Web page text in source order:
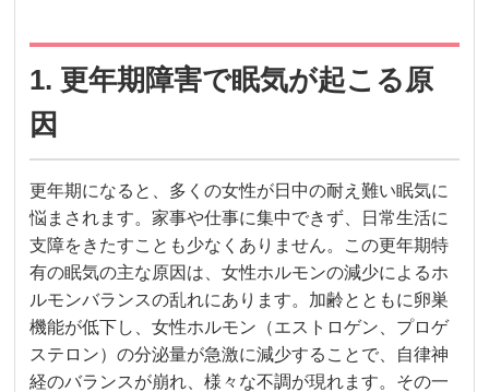
1. 更年期障害で眠気が起こる原
因
更年期になると、多くの女性が日中の耐え難い眠気に
悩まされます。家事や仕事に集中できず、日常生活に
支障をきたすことも少なくありません。この更年期特
有の眠気の主な原因は、女性ホルモンの減少によるホ
ルモンバランスの乱れにあります。加齢とともに卵巣
機能が低下し、女性ホルモン（エストロゲン、プロゲ
ステロン）の分泌量が急激に減少することで、自律神
経のバランスが崩れ、様々な不調が現れます。その一